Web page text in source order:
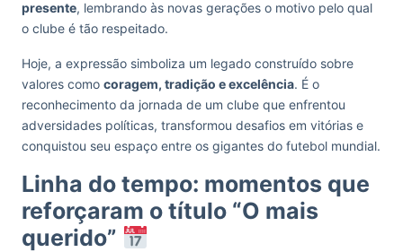
presente, lembrando às novas gerações o motivo pelo qual
o clube é tão respeitado.
Hoje, a expressão simboliza um legado construído sobre
valores como coragem, tradição e excelência. É o
reconhecimento da jornada de um clube que enfrentou
adversidades políticas, transformou desafios em vitórias e
conquistou seu espaço entre os gigantes do futebol mundial.
Linha do tempo: momentos que
reforçaram o título “O mais
querido”